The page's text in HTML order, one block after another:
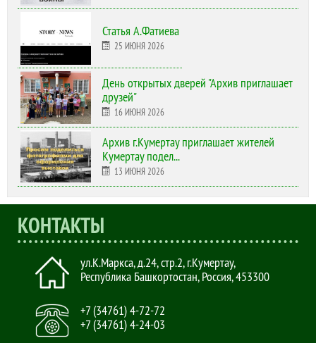
Статья А.Фатиева
25 ИЮНЯ 2026
День открытых дверей "Архив приглашает
друзей"
16 ИЮНЯ 2026
Архив г.Кумертау приглашает жителей
Кумертау подел...
13 ИЮНЯ 2026
КОНТАКТЫ
ул.К.Маркса, д.24, стр.2,г.Кумертау,
Республика Башкортостан, Россия,453300
+7 (34761) 4-72-72
+7 (34761) 4-24-03